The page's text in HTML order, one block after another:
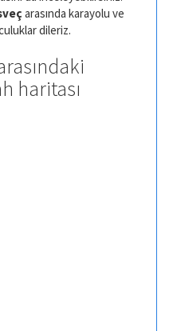
arasında karayolu ve
dileriz.
haritası